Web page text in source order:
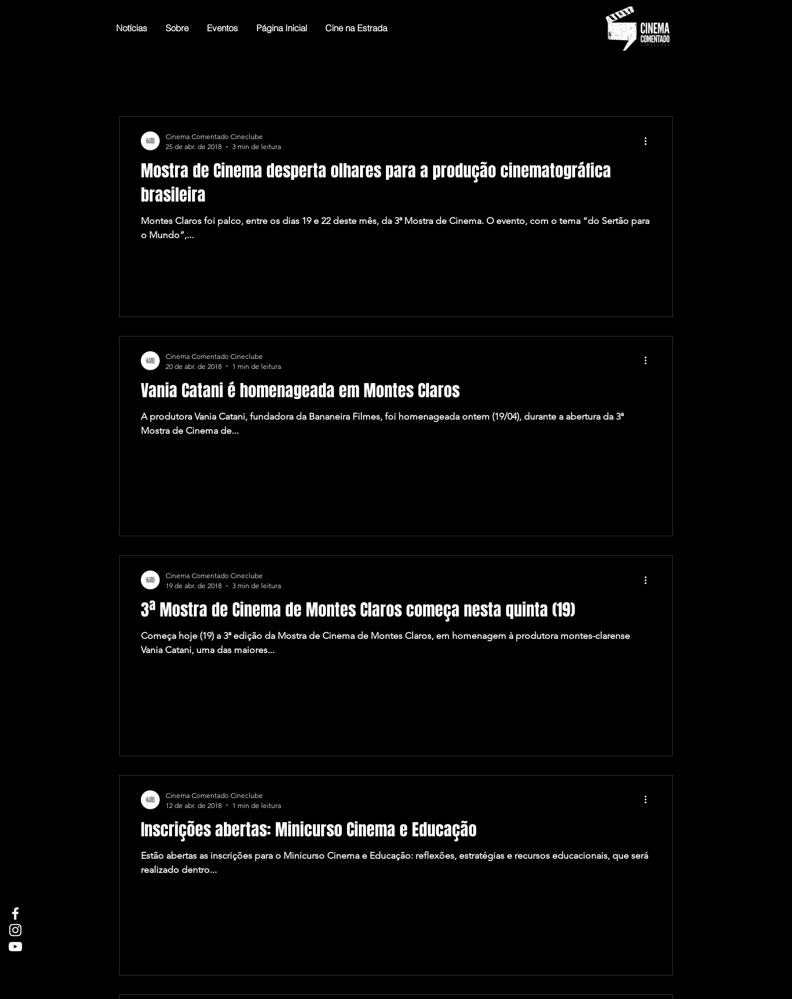
Notícias Sobre Eventos Página Inicial Cine na Estrada
Mostra de Cinema desperta olhares para a produção cinematográfica
brasileira
Montes Claros foi palco, entre os dias 19 e 22 deste mês, da 3ª Mostra de Cinema. O evento, com o tema “do Sertão para
o Mundo”,...
Cinema Comentado Cineclube
25 de abr. de 2018
3 min de leitura
Vania Catani é homenageada em Montes Claros
A produtora Vania Catani, fundadora da Bananeira Filmes, foi homenageada ontem (19/04), durante a abertura da 3ª
Mostra de Cinema de...
Cinema Comentado Cineclube
20 de abr. de 2018
1 min de leitura
3ª Mostra de Cinema de Montes Claros começa nesta quinta (19)
Começa hoje (19) a 3ª edição da Mostra de Cinema de Montes Claros, em homenagem à produtora montes-clarense
Vania Catani, uma das maiores...
Cinema Comentado Cineclube
19 de abr. de 2018
3 min de leitura
Inscrições abertas: Minicurso Cinema e Educação
Estão abertas as inscrições para o Minicurso Cinema e Educação: reflexões, estratégias e recursos educacionais, que será
realizado dentro...
Cinema Comentado Cineclube
12 de abr. de 2018
1 min de leitura